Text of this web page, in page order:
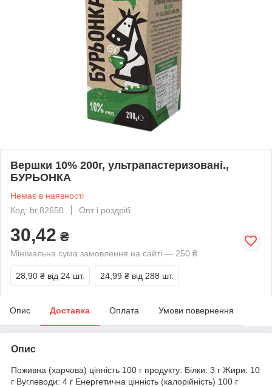
Вершки 10% 200г, ультрапастеризовані.,
БУРЬОНКА
Немає в наявності
Код: br.82650
Опт і роздріб
30,42 ₴
Мінімальна сума замовлення на сайті — 250 ₴
28,90 ₴ від 24 шт. 24,99 ₴ від 288 шт.
Опис Доставка Оплата Умови повернення
Опис
Поживна (харчова) цінність 100 г продукту: Білки: 3 г Жири: 10
г Вуглеводи: 4 г Енергетична цінність (калорійність) 100 г